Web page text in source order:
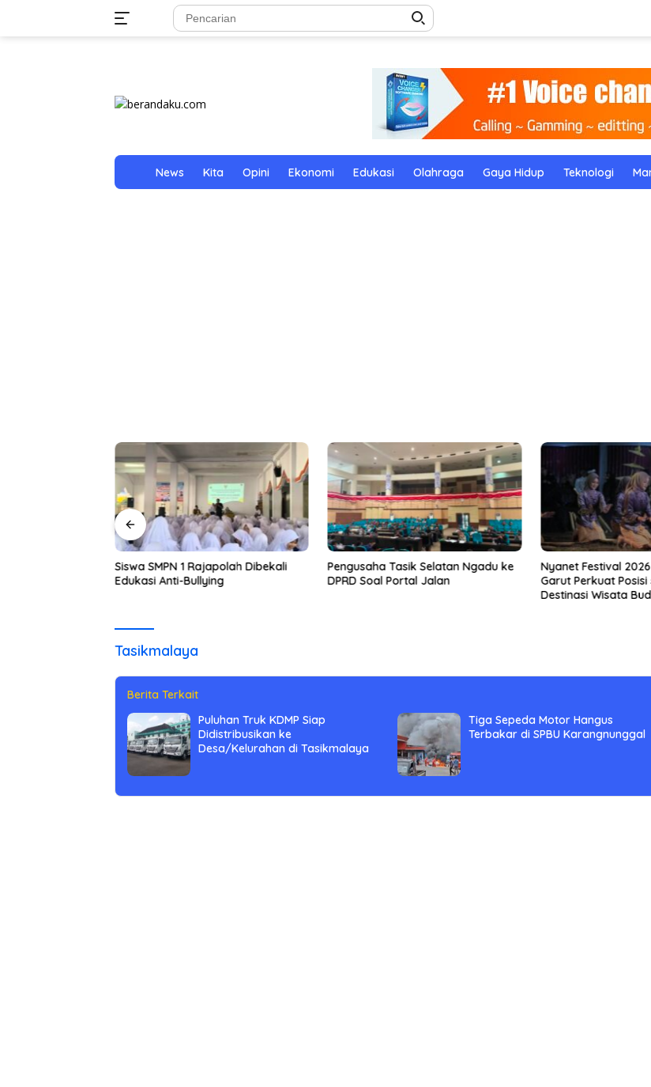
News Kita Opini Ekonomi Edukasi Olahraga Gaya Hidup Teknologi
Siswa SMPN 1 Rajapolah Dibekali
Edukasi Anti-Bullying
Pengusaha Tasik Selatan Ngadu ke
DPRD Soal Portal Jalan
Nyanet Festival
Garut Perkuat
Destinasi Wisata
Tasikmalaya
News Mei 22, 2026
Jembatan Cirahong
Berita Terkait
Puluhan Truk KDMP Siap
Didistribusikan ke
Desa/Kelurahan di Tasikmalaya
Tiga Sepeda Motor Hangus
Terbakar di SPBU Karangnunggal